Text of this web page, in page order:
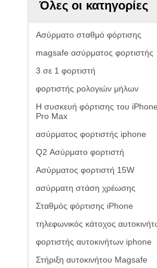
Όλες οι κατηγορίες
Ασύρματο σταθμό φόρτισης
magsafe ασύρματος φορτιστής
3 σε 1 φορτιστή
φορτιστής ρολογιών μήλων
Η συσκευή φόρτισης του
Pro Max
ασύρματος φορτιστής iphone
Q2 Ασύρματο φορτιστή
Ασύρματος φορτιστή 15W
ασύρματη στάση χρέωσης
Σταθμός φόρτισης iPhone
τηλεφωνικός κάτοχος
φορτιστής αυτοκινήτων iphone
Στήριξη αυτοκινήτου Magsafe